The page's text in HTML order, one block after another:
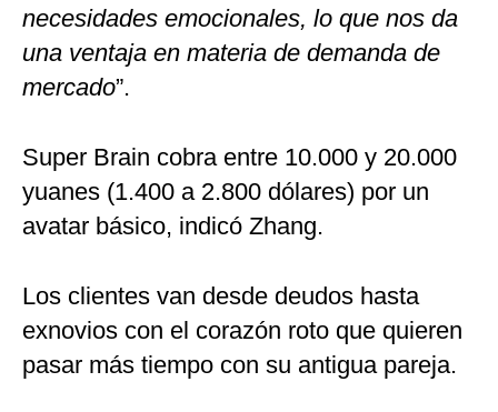
necesidades emocionales, lo que nos da
una ventaja en materia de demanda de
mercado”.
Super Brain cobra entre 10.000 y 20.000
yuanes (1.400 a 2.800 dólares) por un
avatar básico, indicó Zhang.
Los clientes van desde deudos hasta
exnovios con el corazón roto que quieren
pasar más tiempo con su antigua pareja.